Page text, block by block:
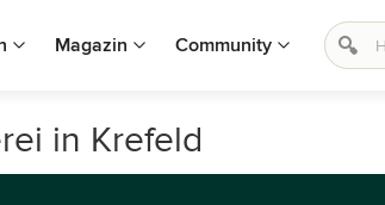
Magazin Community
in Krefeld